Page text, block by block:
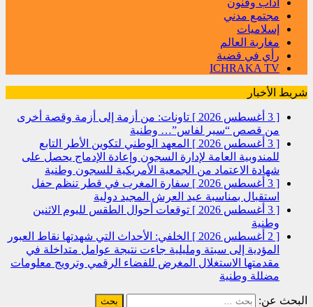
آداب وفنون
مجتمع مدني
إسلاميات
مغاربة العالم
رأي في قضية
ICHRAKA TV
شريط الأخبار
[ 3 أغسطس 2026 ]
تاونات: من أزمة إلى أزمة وقصة أخرى
من قصص “سير لفاس”… وطنية
[ 3 أغسطس 2026 ]
المعهد الوطني لتكوين الأطر التابع
للمندوبية العامة لإدارة السجون وإعادة الإدماج يحصل على
شهادة الاعتماد من الجمعية الأمريكية للسجون وطنية
[ 3 أغسطس 2026 ]
سفارة المغرب في قطر تنظم حفل
استقبال بمناسبة عيد العرش المجيد دولية
[ 3 أغسطس 2026 ]
توقعات أحوال الطقس لليوم الاثنين
وطنية
[ 2 أغسطس 2026 ]
الخلفي: الأحداث التي شهدتها نقاط العبور
المؤدية إلى سبتة ومليلية جاءت نتيجة عوامل متداخلة في
مقدمتها الاستغلال المغرض للفضاء الرقمي وترويج معلومات
مضللة وطنية
البحث عن: